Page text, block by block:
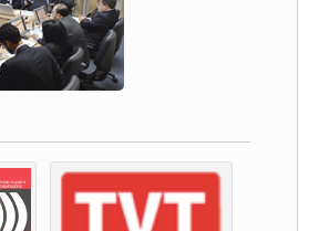
balanço do 3º Congresso da CNTTL
partir do 1º de novembro
Assembleia para avaliar proposta de reajuste
dos trabalhadores em transportes está mantido,
greve sanitária nesta terça-feira (20)
na #BR285, entrocamento que liga o Mercosul ao